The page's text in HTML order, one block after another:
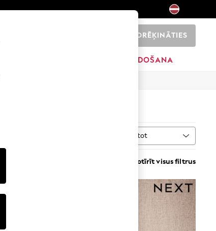
NORĒĶINĀTIES
IZPĀRDOŠANA
Kārtot
Notīrīt visus filtrus